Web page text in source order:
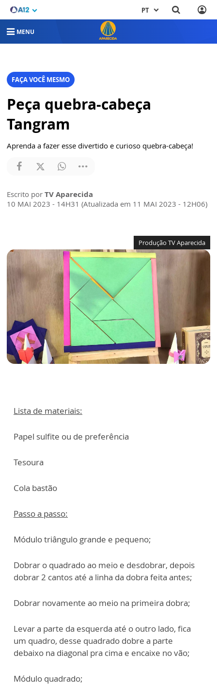
PT
MENU
FAÇA VOCÊ MESMO
Peça quebra-cabeça
Tangram
Aprenda a fazer esse divertido e curioso quebra-cabeça!
Escrito por TV Aparecida
10 MAI 2023 - 14H31 (Atualizada em 11 MAI 2023 - 12H06)
Produção TV Aparecida
Lista de materiais:
Papel sulfite ou de preferência
Tesoura
Cola bastão
Passo a passo:
Módulo triângulo grande e pequeno;
Dobrar o quadrado ao meio e desdobrar, depois
dobrar 2 cantos até a linha da dobra feita antes;
Dobrar novamente ao meio na primeira dobra;
Levar a parte da esquerda até o outro lado, fica
um quadro, desse quadrado dobre a parte
debaixo na diagonal pra cima e encaixe no vão;
Módulo quadrado;